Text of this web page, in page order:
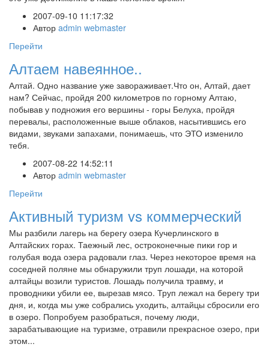
2007-09-10 11:17:32
Автор admin webmaster
Перейти
Алтаем навеянное..
Алтай. Одно название уже завораживает.Что он, Алтай, дает
нам? Сейчас, пройдя 200 километров по горному Алтаю,
побывав у подножия его вершины - горы Белуха, пройдя
перевалы, расположенные выше облаков, насытившись его
видами, звуками запахами, понимаешь, что ЭТО изменило
тебя.
2007-08-22 14:52:11
Автор admin webmaster
Перейти
Активный туризм vs коммерческий
Мы разбили лагерь на берегу озера Кучерлинского в
Алтайских горах. Таежный лес, остроконечные пики гор и
голубая вода озера радовали глаз. Через некоторое время на
соседней поляне мы обнаружили труп лошади, на которой
алтайцы возили туристов. Лошадь получила травму, и
проводники убили ее, вырезав мясо. Труп лежал на берегу три
дня, и, когда мы уже собрались уходить, алтайцы сбросили его
в озеро. Попробуем разобраться, почему люди,
зарабатывающие на туризме, отравили прекрасное озеро, при
этом...